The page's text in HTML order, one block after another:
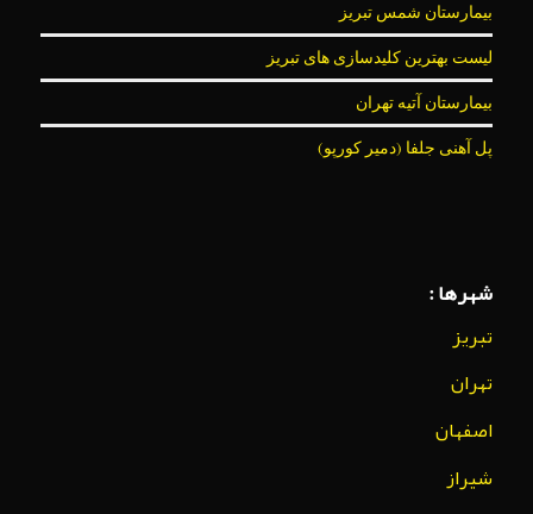
بیمارستان شمس تبریز
لیست بهترین کلیدسازی های تبریز
بیمارستان آتیه تهران
پل آهنی جلفا (دمیر کورپو)
شهرها :
تبریز
تهران
اصفهان
شیراز